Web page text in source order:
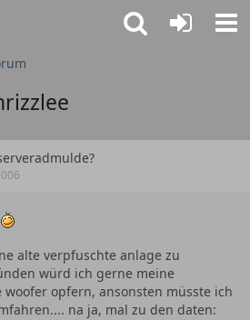
alte verpfuschte anlage zu
würd ich gerne meine
opfern, ansonsten müsste ich
na ja, mal zu den daten: